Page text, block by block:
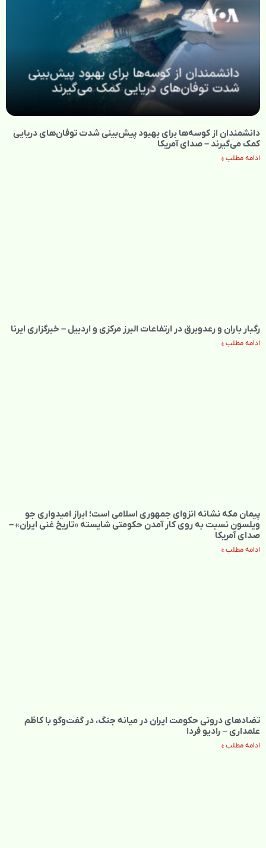
دانشمندان از کوسه‌ها برای بهبود پیش‌بینی شدت توفان‌های دریایی
کمک می‌گیرند – صدای آمریکا
ادامه مطلب »
رگبار باران و رعدوبرق در ارتفاعات البرز مرکزی و اردبیل – خبرگزاری ایرنا
ادامه مطلب »
پیمان مکه نشانه انزوای جمهوری اسلامی است؛ ابراز امیدواری جو
ویلسون نسبت به روی کار آمدن حکومتی شایسته «تاریخ غنی ایران» –
صدای آمریکا
ادامه مطلب »
تضادهای درونی حکومت ایران در میانه جنگ، در گفت‌‌وگو با کاظم
علمداری – رادیو فردا
ادامه مطلب »